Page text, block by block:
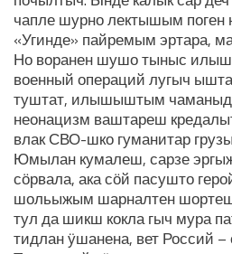
чапле шурно лектышым поген
«Угинде» пайремым эртара,
Но воранен шушо тыныс
военный операций лугыч
туштат, илышыштым
неонацизм ваштареш
влак СВО-шко гуманитар
Юмылан кумалеш, сарзе
сӧрвала, ака сӧй пасушто
шольыжым шарналтен
тул да шикш кокла гыч мура
тидлан ӱшанена, вет Россий